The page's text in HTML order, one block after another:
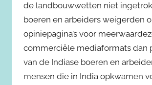
de landbouwwetten niet
boeren en arbeiders weigerden
opiniepagina’s voor
commerciële mediaformats dan
van de Indiase boeren en
mensen die in India opkwamen